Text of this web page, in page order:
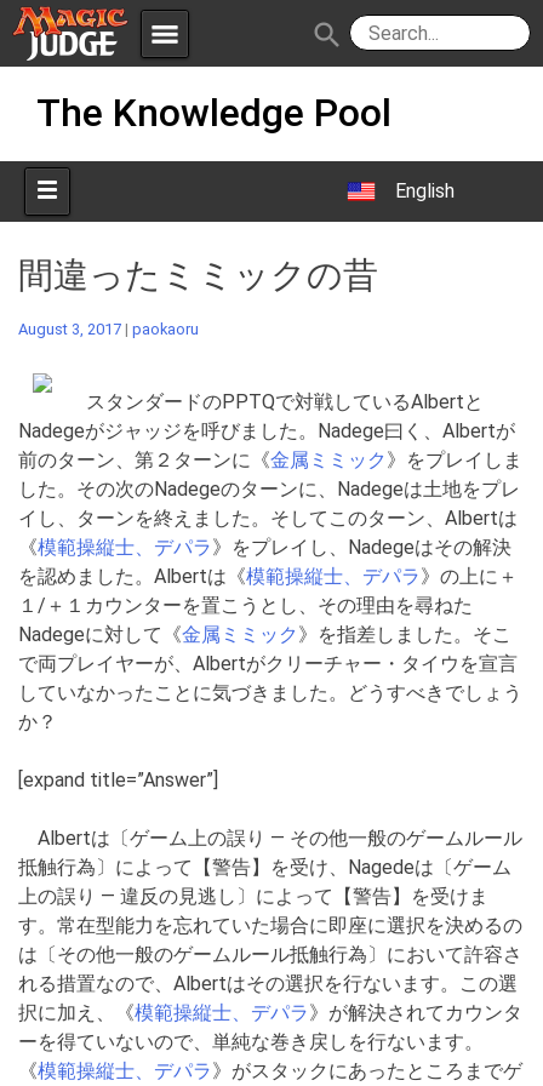
menu
Apps JudgeApps
Forum
Judges
Policies IPG
JAR
search
The Knowledge Pool
English
間違ったミミックの昔
August 3, 2017 | paokaoru
スタンダードのPPTQで対戦しているAlbertと
Nadegeがジャッジを呼びました。Nadege曰く、Albertが
前のターン、第２ターンに《金属ミミック 》をプレイしま
した。その次のNadegeのターンに、Nadegeは土地をプレ
イし、ターンを終えました。そしてこのターン、Albertは
《模範操縦士、デパラ》をプレイし、Nadegeはその解決
を認めました。Albertは《模範操縦士、デパラ》の上に＋
１/＋１カウンターを置こうとし、その理由を尋ねた
Nadegeに対して《金属ミミック 》を指差しました。そこ
で両プレイヤーが、Albertがクリーチャー・タイウを宣言
していなかったことに気づきました。どうすべきでしょう
か？
[expand title=”Answer”]
Albertは〔ゲーム上の誤り ― その他一般のゲームルール
抵触行為〕によって【警告】を受け、Nagedeは〔ゲーム
上の誤り ― 違反の見逃し〕によって【警告】を受けま
す。常在型能力を忘れていた場合に即座に選択を決めるの
は〔その他一般のゲームルール抵触行為〕において許容さ
れる措置なので、Albertはその選択を行ないます。この選
択に加え、《模範操縦士、デパラ》が解決されてカウンタ
ーを得ていないので、単純な巻き戻しを行ないます。
《模範操縦士、デパラ》がスタックにあったところまでゲ